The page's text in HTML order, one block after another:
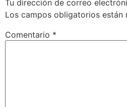
Tu dirección de correo
Los campos obligatorios están
Comentario *